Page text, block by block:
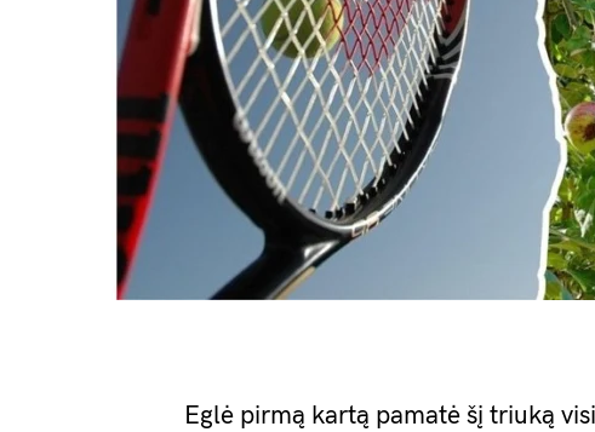
Eglė pirmą kartą pamatė šį triuką